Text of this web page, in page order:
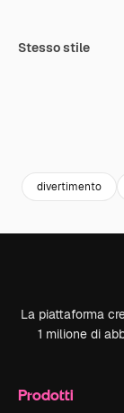
Stesso stile
divertimento
La piattaforma
1 milione di
Prodotti